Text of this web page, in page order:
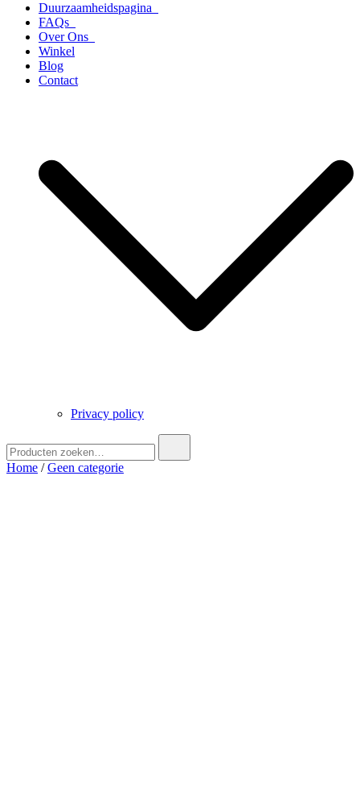
Duurzaamheidspagina
FAQs
Over Ons
Winkel
Blog
Contact
Privacy policy
naar:
Home /Geen categorie